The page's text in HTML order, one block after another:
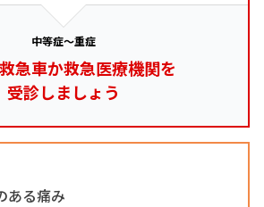
中等症～重症
急車か救急医療機関を
受診しましょう
ある痛み